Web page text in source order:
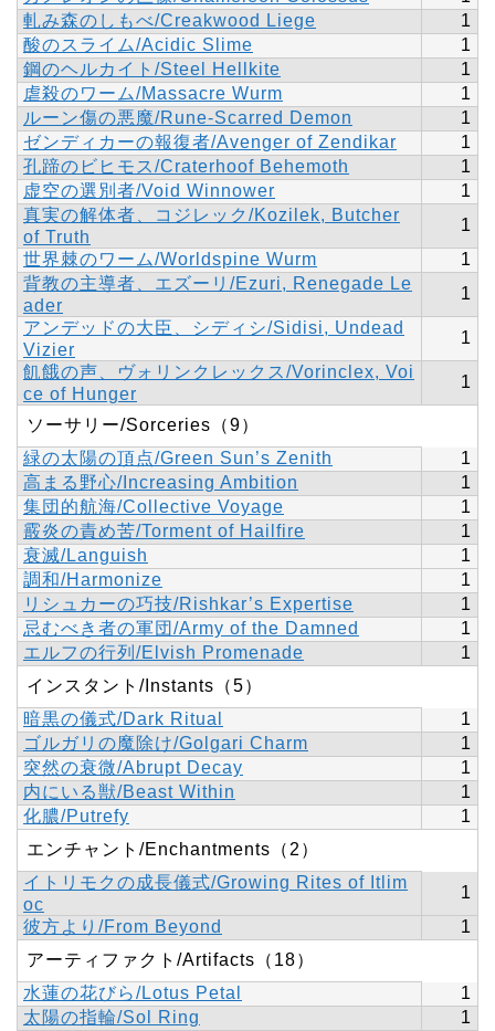
軋み森のしもべ/Creakwood Liege
1
酸のスライム/Acidic Slime
1
鋼のヘルカイト/Steel Hellkite
1
虐殺のワーム/Massacre Wurm
1
ルーン傷の悪魔/Rune-Scarred Demon
1
ゼンディカーの報復者/Avenger of Zendikar
1
孔蹄のビヒモス/Craterhoof Behemoth
1
虚空の選別者/Void Winnower
1
真実の解体者、コジレック/Kozilek, Butcher
of Truth
1
世界棘のワーム/Worldspine Wurm
1
背教の主導者、エズーリ/Ezuri, Renegade Le
ader
1
アンデッドの大臣、シディシ/Sidisi, Undead
Vizier
1
飢餓の声、ヴォリンクレックス/Vorinclex, Voi
ce of Hunger
1
ソーサリー/Sorceries（9）
緑の太陽の頂点/Green Sun’s Zenith
1
高まる野心/Increasing Ambition
1
集団的航海/Collective Voyage
1
霰炎の責め苦/Torment of Hailfire
1
衰滅/Languish
1
調和/Harmonize
1
リシュカーの巧技/Rishkar’s Expertise
1
忌むべき者の軍団/Army of the Damned
1
エルフの行列/Elvish Promenade
1
インスタント/Instants（5）
暗黒の儀式/Dark Ritual
1
ゴルガリの魔除け/Golgari Charm
1
突然の衰微/Abrupt Decay
1
内にいる獣/Beast Within
1
化膿/Putrefy
1
エンチャント/Enchantments（2）
イトリモクの成長儀式/Growing Rites of Itlim
oc
1
彼方より/From Beyond
1
アーティファクト/Artifacts（18）
水蓮の花びら/Lotus Petal
1
太陽の指輪/Sol Ring
1